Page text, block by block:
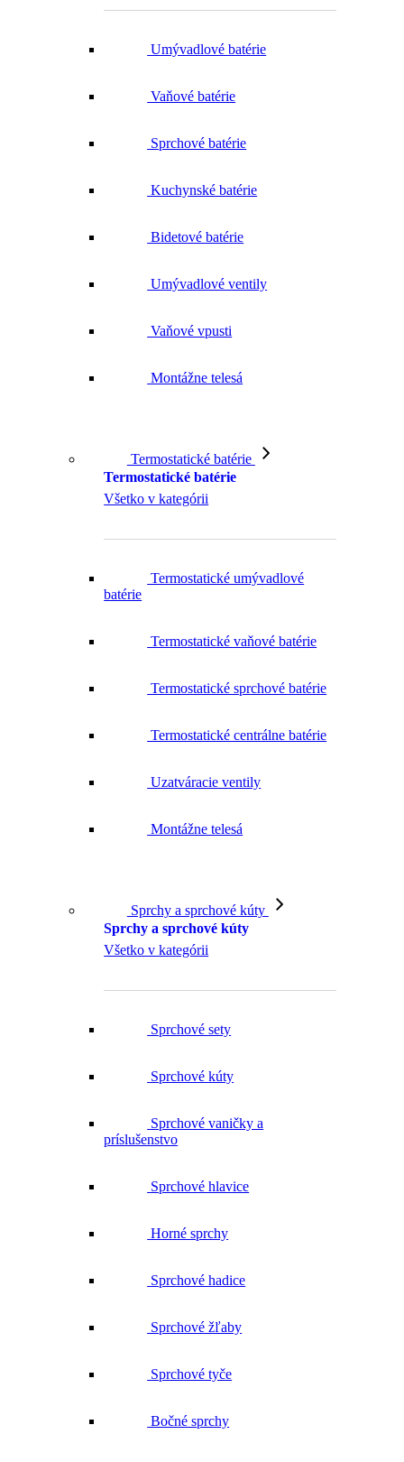
Umývadlové batérie
Vaňové batérie
Sprchové batérie
Kuchynské batérie
Bidetové batérie
Umývadlové ventily
Vaňové vpusti
Montážne telesá
Termostatické batérie
Termostatické batérie
Všetko v kategórii
Termostatické umývadlové
batérie
Termostatické vaňové batérie
Termostatické sprchové batérie
Termostatické centrálne batérie
Uzatváracie ventily
Montážne telesá
Sprchy a sprchové kúty
Sprchy a sprchové kúty
Všetko v kategórii
Sprchové sety
Sprchové kúty
Sprchové vaničky a
príslušenstvo
Sprchové hlavice
Horné sprchy
Sprchové hadice
Sprchové žľaby
Sprchové tyče
Bočné sprchy